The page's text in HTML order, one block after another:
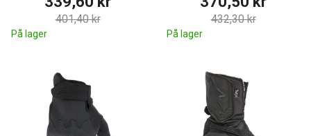
401,40 kr
På lager
432,30 kr
På lager